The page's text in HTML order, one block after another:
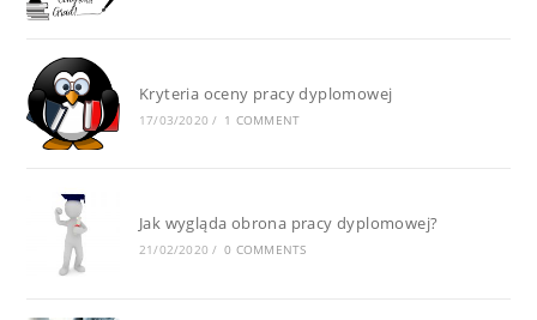
Kryteria oceny pracy dyplomowej
17/03/2020 / 1 COMMENT
Jak wygląda obrona pracy dyplomowej?
21/02/2020 / 0 COMMENTS